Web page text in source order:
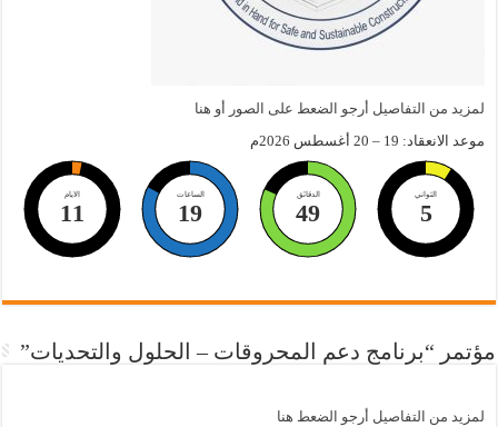
لمزيد من التفاصيل أرجو الضعط على الصور أو هنا
موعد الانعقاد: 19 – 20 أغسطس 2026م
الايام
11
الساعات
19
الدقائق
49
الثواني
4
مؤتمر “برنامج دعم المحروقات – الحلول والتحديات”
لمزيد من التفاصيل أرجو الضعط هنا